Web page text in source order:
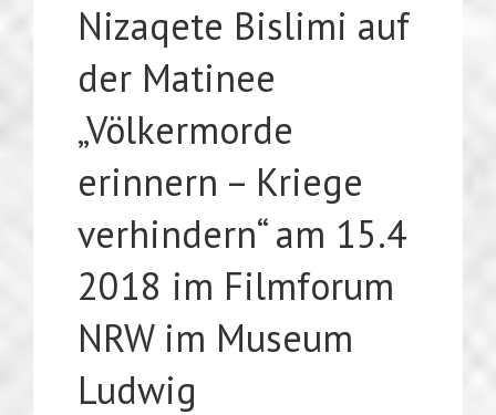
Nizaqete Bislimi auf
der Matinee
„Völkermorde
erinnern – Kriege
verhindern“ am 15.4
2018 im Filmforum
NRW im Museum
Ludwig